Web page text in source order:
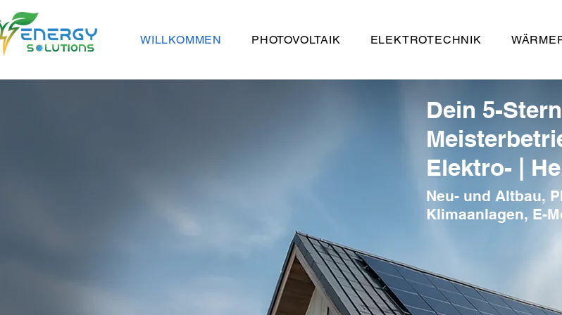
WILLKOMMEN PHOTOVOLTAIK ELEKTROTECHNIK
Dein 5-
Elektro- |
Neu- und Altbau,
Klimaanlagen, E-